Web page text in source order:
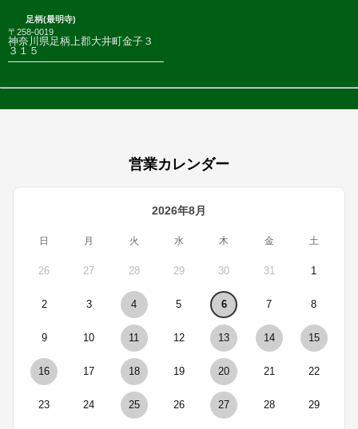
足柄(最明寺)
〒258-0019
神奈川県足柄上郡大井町金子３
３１５
営業カレンダー
2026年8月
日 月 火 水 木 金 土
26 27 28 29 30 31 1
2 3 4 5 6 7 8
9 10 11 12 13 14 15
16 17 18 19 20 21 22
23 24 25 26 27 28 29